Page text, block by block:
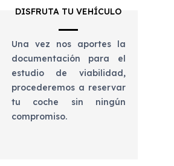
DISFRUTA TU VEHÍCULO
Una vez nos aportes la
documentación para el
estudio de viabilidad,
procederemos a reservar
tu coche sin ningún
compromiso.